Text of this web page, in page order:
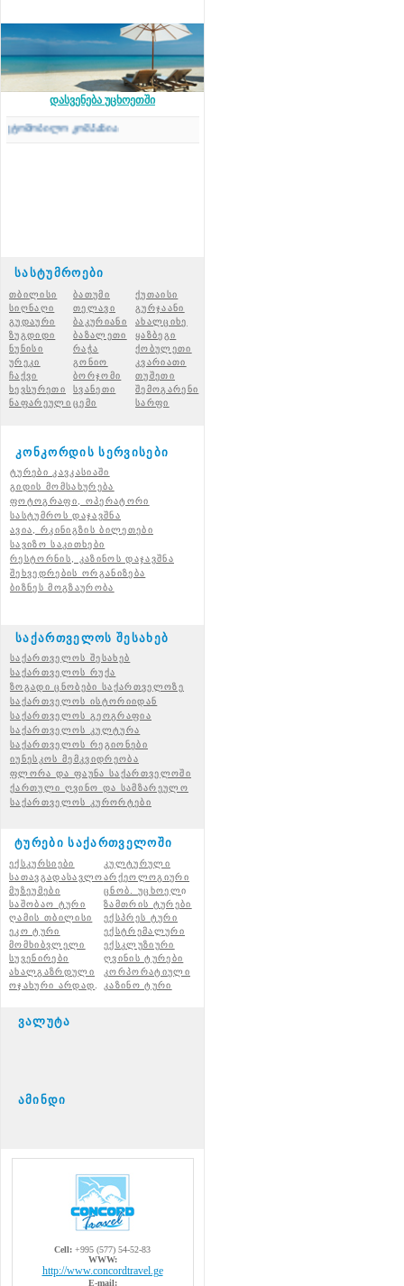
დასვენება უცხოეთში
კომპანია
სასტუმროები
თბილისი ბათუმი
ქუთაისი
სიღნაღი
თელავი
გურჯაანი
გუდაური
ბაკურიანი ახალციხე
ზუგდიდი
ბაზალეთი
ყაზბეგი
ნუნისი
რაჭა
ქობულეთი
ურეკი
გონიო
კვარიათი
ჩაქვი
ბორჯომი
თუშეთი
ხევსურეთი
სვანეთი
შემოგარენი
ნაფარეული ცემი სარფი
კონკორდის სერვისები
ტურები კავკასიაში
გიდის მომსახურება
ფოტოგრაფი, ოპერატორი
სასტუმროს დაჯავშნა
ავია, რკინიგზის ბილეთები
სავიზო საკითხები
რესტორნის, კაზინოს დაჯავშნა
შეხვედრების ორგანიზება
ბიზნეს მოგზაურობა
საქართველოს შესახებ
საქართველოს შესახებ
საქართველოს რუქა
ზოგადი ცნობები საქართველოზე
საქართველოს ისტორიიდან
საქართველოს გეოგრაფია
საქართველოს კულტურა
საქართველოს რეგიონები
იუნესკოს მემკვიდრეობა
ფლორა და ფაუნა საქართველოში
ქართული ღვინო და სამზარეულო
საქართველოს კურორტები
ტურები საქართველოში
ექსკურსიები
კულტურული
სათავგადასავლოარქეოლოგიური
მუზეუმები
ცნობ. უცხოელი
საშობაო ტური
ზამთრის ტურები
ღამის თბილისი
ექსპრეს ტური
ეკო ტური
ექსტრემალური
მომხიბვლელი
ექსკლუზიური
სუვენირები
ღვინის ტურები
ახალგაზრდული
კორპორატიული
ოჯახური არდად
კაზინო ტური
ვალუტა
ამინდი
Cell: +995 (577) 54-52-83
WWW:
http://www.concordtravel.ge
E-mail: